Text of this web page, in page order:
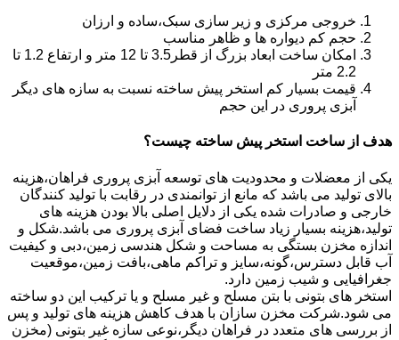
خروجی مرکزی و زیر سازی سبک،ساده و ارزان
حجم کم دیواره ها و ظاهر مناسب
امکان ساخت ابعاد بزرگ از قطر3.5 تا 12 متر و ارتفاع 1.2 تا
2.2 متر
قیمت بسیار کم استخر پیش ساخته نسبت به سازه های دیگر
آبزی پروری در این حجم
هدف از ساخت استخر پیش ساخته چیست؟
یکی از معضلات و محدودیت های توسعه آبزی پروری فراهان،هزینه
بالای تولید می باشد که مانع از توانمندی در رقابت با تولید کنندگان
خارجی و صادرات شده یکی از دلایل اصلی بالا بودن هزینه های
تولید،هزینه بسیار زیاد ساخت فضای آبزی پروری می باشد.شکل و
اندازه مخزن بستگی به مساحت و شکل هندسی زمین،دبی و کیفیت
آب قابل دسترس،گونه،سایز و تراکم ماهی،بافت زمین،موقعیت
جغرافیایی و شیب زمین دارد.
استخر های بتونی با بتن مسلح و غیر مسلح و یا ترکیب این دو ساخته
می شود.شرکت مخزن سازان با هدف کاهش هزینه های تولید و پس
از بررسی های متعدد در فراهان دیگر،نوعی سازه غیر بتونی (مخزن